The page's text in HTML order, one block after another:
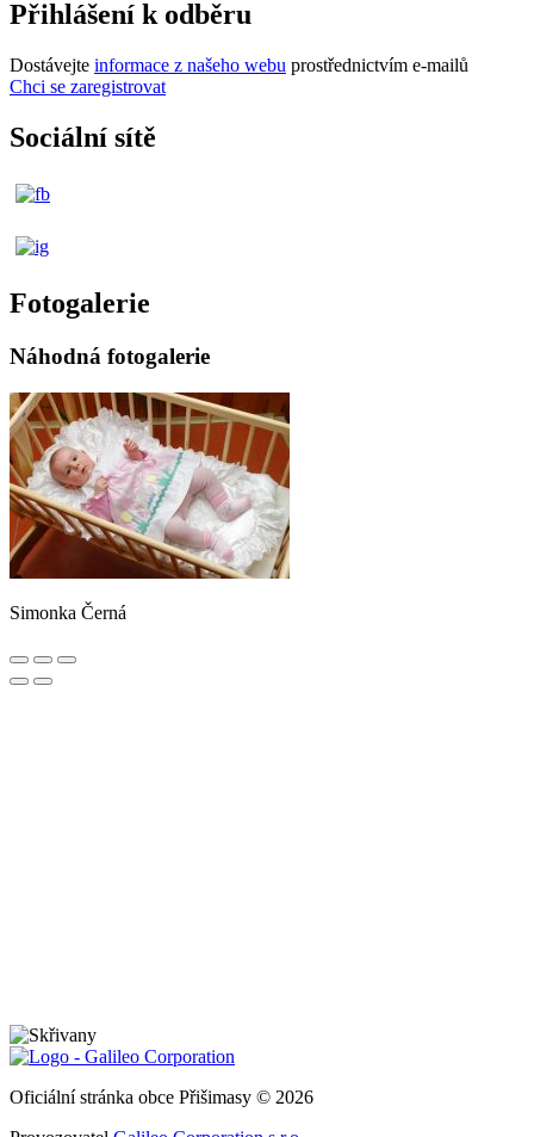
Přihlášení k odběru
Dostávejte informace z našeho webu prostřednictvím e-mailů
Chci se zaregistrovat
Sociální sítě
Fotogalerie
Náhodná fotogalerie
Simonka Černá
Oficiální stránka obce Přišimasy © 2026